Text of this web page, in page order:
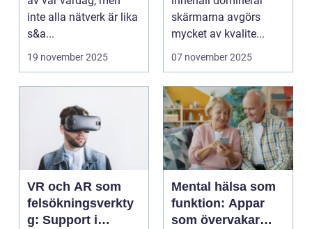
inte alla nätverk är lika
s&a...
19 november 2025
skärmarna avgörs
mycket av kvalite...
07 november 2025
VR och AR som
felsökningsverkty
g: Support i
Mental hälsa som
funktion: Appar
som övervakar